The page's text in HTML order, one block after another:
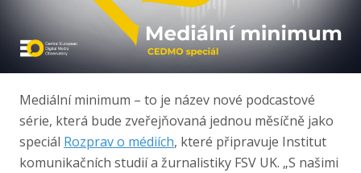
Mediální minimum – to je název nové podcastové
série, která bude zveřejňovaná jednou měsíčně jako
speciál Rozprav o médiích, které připravuje Institut
komunikačních studií a žurnalistiky FSV UK. „S našimi